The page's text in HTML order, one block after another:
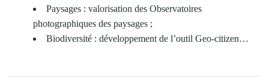
Paysages : valorisation des Observatoires
photographiques des paysages ;
Biodiversité : développement de l’outil Geo-citizen…